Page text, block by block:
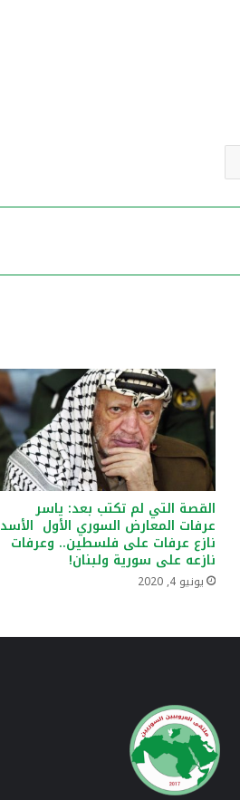
القصة التي لم تكتب بعد: ياسر
عرفات المعارض السوري الأول الأسد
نازع عرفات على فلسطين.. وعرفات
نازعه على سورية ولبنان!
يونيو 4, 2020